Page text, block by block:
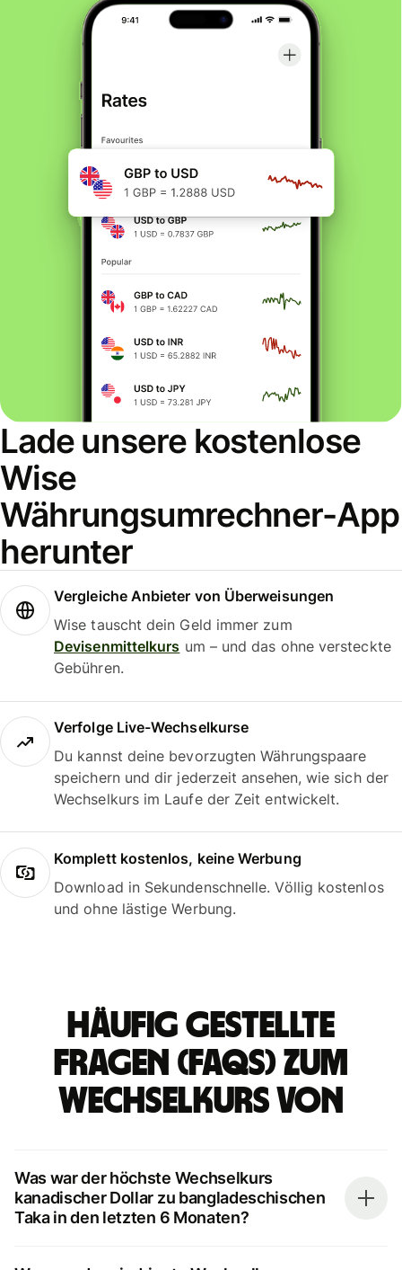
Lade unsere kostenlose
Wise
Währungsumrechner-App
herunter
Vergleiche Anbieter von Überweisungen
Wise tauscht dein Geld immer zum
Devisenmittelkurs um – und das ohne versteckte
Gebühren.
Verfolge Live-Wechselkurse
Du kannst deine bevorzugten Währungspaare
speichern und dir jederzeit ansehen, wie sich der
Wechselkurs im Laufe der Zeit entwickelt.
Komplett kostenlos, keine Werbung
Download in Sekundenschnelle. Völlig kostenlos
und ohne lästige Werbung.
Häufig gestellte
Fragen (FAQs) zum
Wechselkurs von
Was war der höchste Wechselkurs
kanadischer Dollar zu bangladeschischen
Taka in den letzten 6 Monaten?